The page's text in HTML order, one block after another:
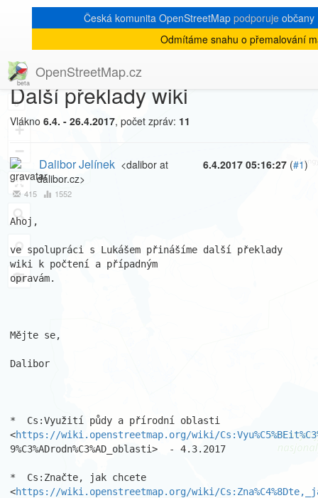
Česká komunita OpenStreetMap podporuje občany
Odmítáme snahu o přemalování
OpenStreetMap.cz
8
+
−
« zpět na výpis měsíce
[Talk-cz]
Další překlady wiki
Vlákno 6.4. - 26.4.2017, počet zpráv: 11
6.4.2017 05:16:27 (#1)
Dalibor Jelínek <dalibor at
dalibor.cz>
415 1552
Ahoj,
ve spolupráci s Lukášem přinášíme další překlady
wiki k počtení a případným
opravám.
Mějte se,
Dalibor
*  Cs:Využití půdy a přírodní oblasti
<https://wiki.openstreetmap.org/wiki/
9%C3%ADrodn%C3%AD_oblasti>  - 4.3.2017
*  Cs:Značte, jak chcete
<https://wiki.openstreetmap.org/wiki/